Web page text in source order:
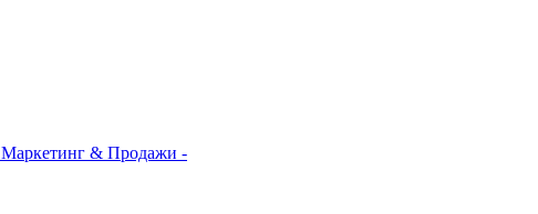
Маркетинг & Продажи -